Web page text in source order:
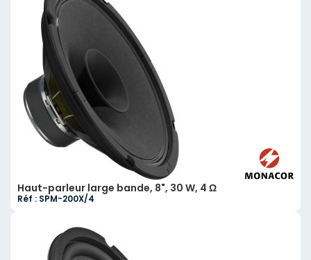
Haut-parleur large bande, 8", 30 W, 4 Ω
Réf : SPM-200X/4